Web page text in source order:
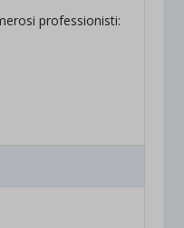
professionisti: